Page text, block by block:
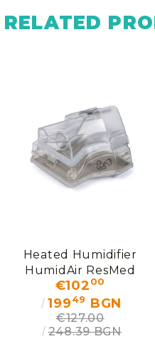
RELATED
Heated Humidifier
HumidAir ResMed
€10200
19949 BGN
€127.00
248.39 BGN